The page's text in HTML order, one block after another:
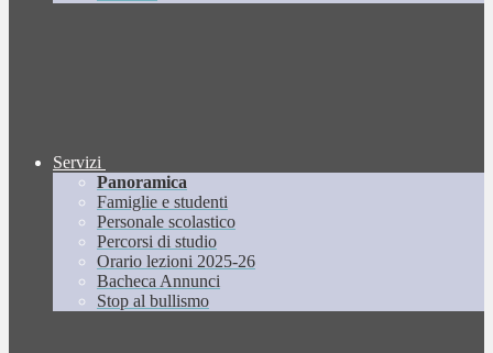
Servizi
Panoramica
Famiglie e studenti
Personale scolastico
Percorsi di studio
Orario lezioni 2025-26
Bacheca Annunci
Stop al bullismo